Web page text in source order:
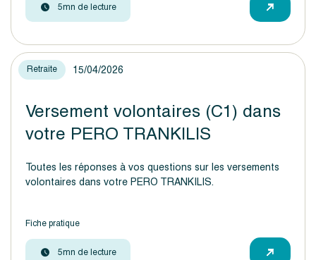
5mn de lecture
Retraite 15/04/2026
Versement volontaires (C1) dans
votre PERO TRANKILIS
Toutes les réponses à vos questions sur les versements
volontaires dans votre PERO TRANKILIS.
Fiche pratique
5mn de lecture